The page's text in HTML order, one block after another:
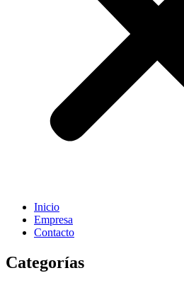
Inicio
Empresa
Contacto
Categorías